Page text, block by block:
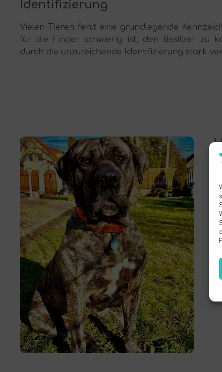
Identifizierung
Vielen Tieren fehlt eine grundlegende
für die Finder schwierig ist, den Besitzer zu
durch die unzureichende Identifizierung stark